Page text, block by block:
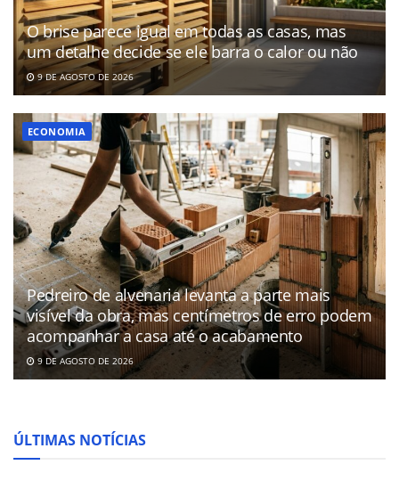
O brise parece igual em todas as casas, mas
um detalhe decide se ele barra o calor ou não
9 DE AGOSTO DE 2026
ECONOMIA
Pedreiro de alvenaria levanta a parte mais
visível da obra, mas centímetros de erro podem
acompanhar a casa até o acabamento
9 DE AGOSTO DE 2026
ÚLTIMAS NOTÍCIAS